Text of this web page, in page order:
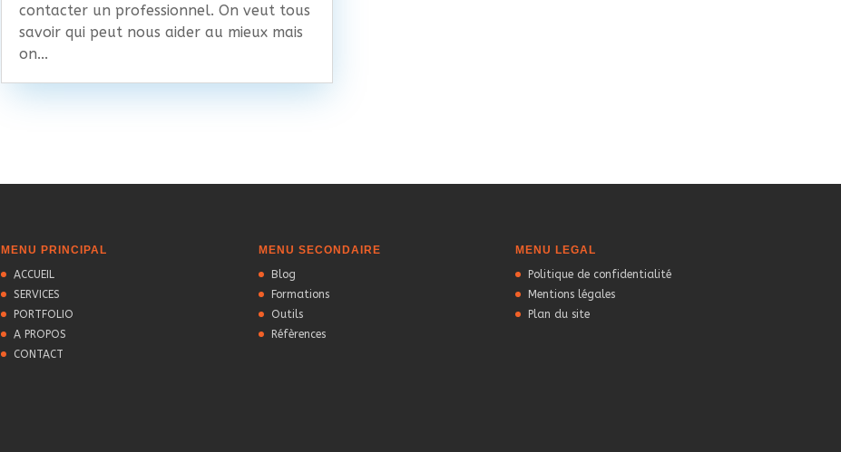
contacter un professionnel. On veut tous
savoir qui peut nous aider au mieux mais
on...
MENU PRINCIPAL
ACCUEIL
SERVICES
PORTFOLIO
A PROPOS
CONTACT
MENU SECONDAIRE
Blog
Formations
Outils
Réfèrences
MENU LEGAL
Politique de confidentialité
Mentions légales
Plan du site